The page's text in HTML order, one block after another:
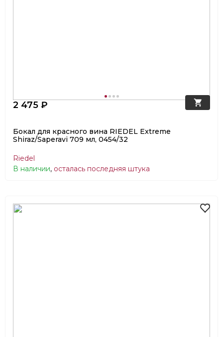
2 475 ₽
Бокал для красного вина RIEDEL Extreme
Shiraz/Saperavi 709 мл, 0454/32
Riedel
В наличии, осталась последняя штука